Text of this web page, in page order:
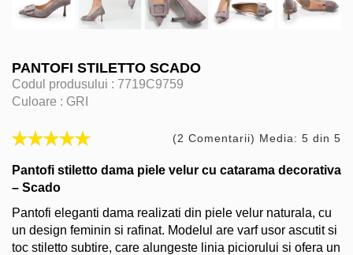
PANTOFI STILETTO SCADO
Codul produsului : 7719C9759
Culoare : GRI
(2 Comentarii) Media: 5 din 5
Pantofi stiletto dama piele velur cu catarama decorativa
– Scado
Pantofi eleganti dama realizati din piele velur naturala, cu
un design feminin si rafinat. Modelul are varf usor ascutit si
toc stiletto subtire, care alungeste linia piciorului si ofera un